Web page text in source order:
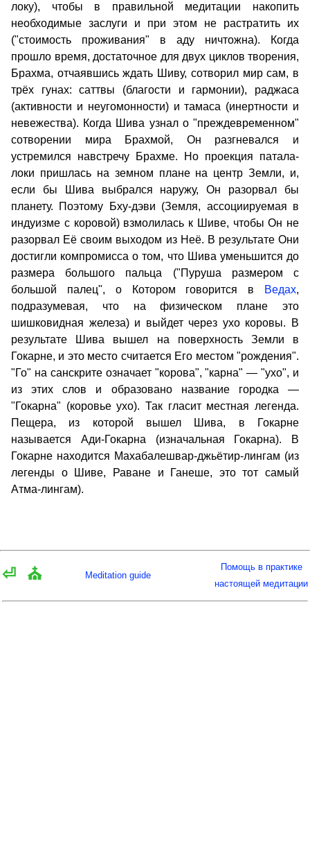
локу), чтобы в правильной медитации накопить
необходимые заслуги и при этом не растратить их
("стоимость проживания" в аду ничтожна). Когда
прошло время, достаточное для двух циклов творения,
Брахма, отчаявшись ждать Шиву, сотворил мир сам, в
трёх гунах: саттвы (благости и гармонии), раджаса
(активности и неугомонности) и тамаса (инертности и
невежества). Когда Шива узнал о "преждевременном"
сотворении мира Брахмой, Он разгневался и
устремился навстречу Брахме. Но проекция патала-
локи пришлась на земном плане на центр Земли, и,
если бы Шива выбрался наружу, Он разорвал бы
планету. Поэтому Бху-дэви (Земля, ассоциируемая в
индуизме с коровой) взмолилась к Шиве, чтобы Он не
разорвал Её своим выходом из Неё. В результате Они
достигли компромисса о том, что Шива уменьшится до
размера большого пальца ("Пуруша размером с
большой палец", о Котором говорится в
Ведах,
подразумевая, что на физическом плане это
шишковидная железа) и выйдет через ухо коровы. В
результате Шива вышел на поверхность Земли в
Гокарне, и это место считается Его местом "рождения".
"Го" на санскрите означает "корова", "карна" — "ухо", и
из этих слов и образовано название городка —
"Гокарна" (коровье ухо). Так гласит местная легенда.
Пещера, из которой вышел Шива, в Гокарне
называется Ади-Гокарна (изначальная Гокарна). В
Гокарне находится Махабалешвар-джьётир-лингам (из
легенды о Шиве, Раване и Ганеше, это тот самый
Атма-лингам).
⏎ ⛪ Meditation guide
Помощь в практике
настоящей медитации